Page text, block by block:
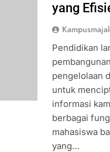
yang
Pendidikan
pengelolaan
untuk
informasi
berbagai
mahasiswa
yang…